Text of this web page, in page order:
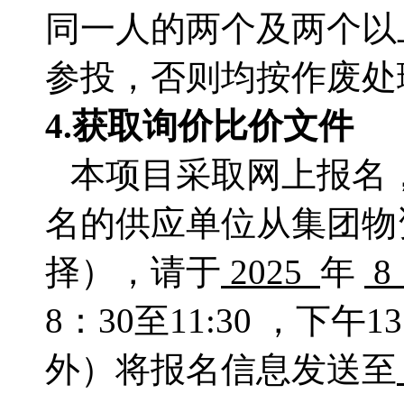
同一人的两个及两个
参投，否则均按作废
4.获取询价比价文件
本项目采取网上报名
名的供应单位从集团
择），请于 2025 年
8： 30至11:30 ，下午
外）将报名信息发送至